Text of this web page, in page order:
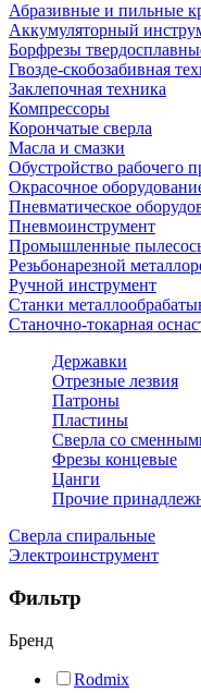
Абразивные и пильные
Аккумуляторный
Борфрезы
Гвозде-скобозабивная
Заклепочная техника
Компрессоры
Корончатые сверла
Масла и смазки
Обустройство рабочего
Окрасочное
Пневматическое
Пневмоинструмент
Промышленные
Резьбонарезной
Ручной инструмент
Станки
Станочно-токарная
Державки
Отрезные лезвия
Патроны
Пластины
Сверла со
Фрезы концевые
Цанги
Прочие
Сверла спиральные
Электроинструмент
Фильтр
Бренд
Rodmix